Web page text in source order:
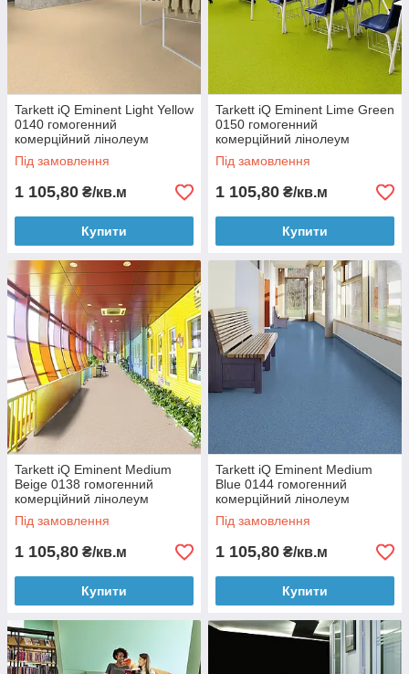
Tarkett iQ Eminent Light Yellow
0140 гомогенний
комерційний лінолеум
Під замовлення
1 105,80 ₴/кв.м
Купити
Tarkett iQ Eminent Lime Green
0150 гомогенний
комерційний лінолеум
Під замовлення
1 105,80 ₴/кв.м
Купити
Tarkett iQ Eminent Medium
Beige 0138 гомогенний
комерційний лінолеум
Під замовлення
1 105,80 ₴/кв.м
Купити
Tarkett iQ Eminent Medium
Blue 0144 гомогенний
комерційний лінолеум
Під замовлення
1 105,80 ₴/кв.м
Купити